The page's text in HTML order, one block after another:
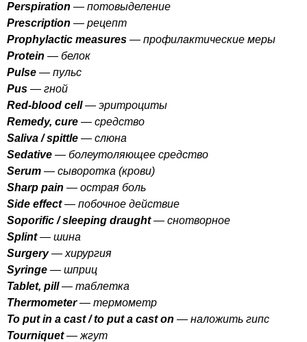
Perspiration — потовыделение
Prescription — рецепт
Prophylactic measures — профилактические меры
Protein — белок
Pulse — пульс
Pus — гной
Red-blood cell — эритроциты
Remedy, cure — средство
Saliva /spittle — слюна
Sedative — болеутоляющее средство
Serum — сыворотка (крови)
Sharp pain — острая боль
Side effect— побочное действие
Soporific /sleeping draught — снотворное
Splint — шина
Surgery — хирургия
Syringe — шприц
Tablet, pill — таблетка
Thermometer — термометр
To put in a cast/to put a cast on — наложить гипс
Tourniquet — жгут